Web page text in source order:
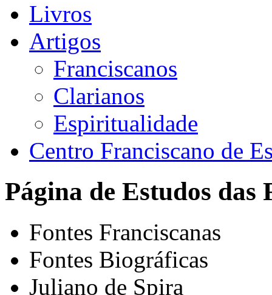
Livros
Artigos
Franciscanos
Clarianos
Espiritualidade
Centro Franciscano de
Página de Estudos das
Fontes Franciscanas
Fontes Biográficas
Juliano de Spira